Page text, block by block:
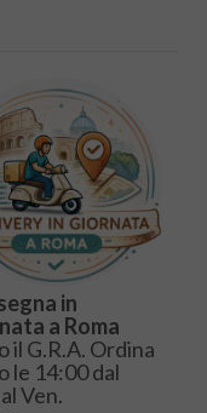
in
a Roma
il G.R.A. Ordina
le 14:00 dal
Ven.